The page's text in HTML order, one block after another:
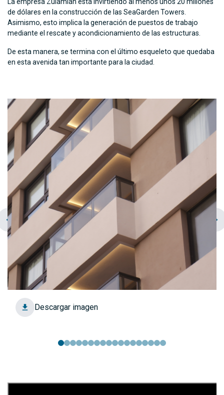
de dólares en la construcción de las SeaGarden Towers.
Asimismo, esto implica la generación de puestos de trabajo
mediante el rescate y acondicionamiento de las estructuras.
De esta manera, se termina con el último esqueleto que quedaba
en esta avenida tan importante para la ciudad.
Descargar imagen
chevron_left navigate_next